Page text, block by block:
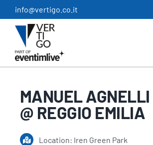
Salta
al
contenuto
info@vertigo.co.it
MANUEL
@ REGGIO EMILIA
Location: Iren Green Park